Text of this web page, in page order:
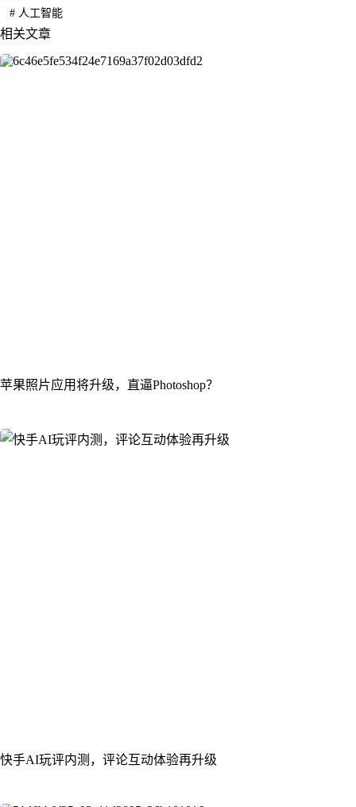
#人工智能
相关文章
苹果照片应用将升级，直逼Photoshop？
快手AI玩评内测，评论互动体验再升级